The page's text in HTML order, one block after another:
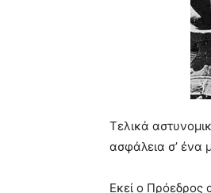
Τελικά
ασφάλεια σ’ ένα
Εκεί ο Πρόεδρος